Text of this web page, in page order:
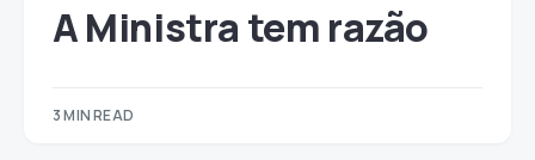
A Ministra tem razão
3 MIN READ